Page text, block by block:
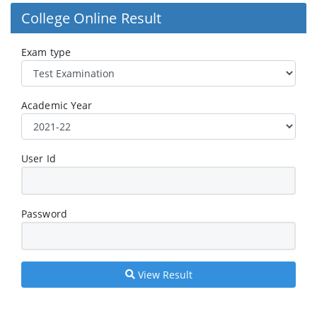
College Online Result
Exam type
Academic Year
User Id
Password
View Result